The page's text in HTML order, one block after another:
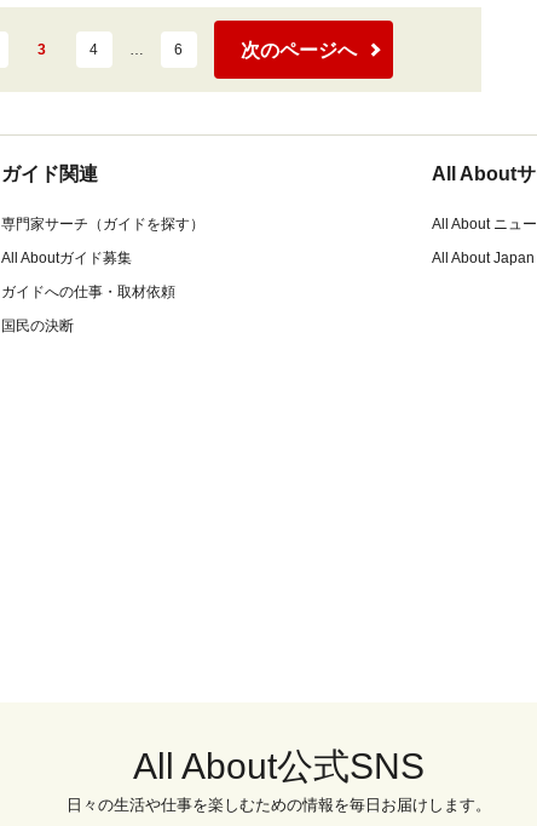
3 4 … 6 次のページへ
ガイド関連
専門家サーチ（ガイドを探す）
All Aboutガイド募集
ガイドへの仕事・取材依頼
国民の決断
All About
All About ニュ
All About Japan
All About公式SNS
日々の生活や仕事を楽しむための情報を毎日お届けします。